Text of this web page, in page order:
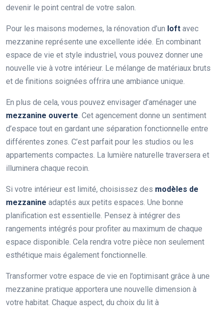
devenir le point central de votre salon.
Pour les maisons modernes, la rénovation d’un loft avec
mezzanine représente une excellente idée. En combinant
espace de vie et style industriel, vous pouvez donner une
nouvelle vie à votre intérieur. Le mélange de matériaux bruts
et de finitions soignées offrira une ambiance unique.
En plus de cela, vous pouvez envisager d’aménager une
mezzanine ouverte . Cet agencement donne un sentiment
d’espace tout en gardant une séparation fonctionnelle entre
différentes zones. C’est parfait pour les studios ou les
appartements compactes. La lumière naturelle traversera et
illuminera chaque recoin.
Si votre intérieur est limité, choisissez des modèles de
mezzanine adaptés aux petits espaces. Une bonne
planification est essentielle. Pensez à intégrer des
rangements intégrés pour profiter au maximum de chaque
espace disponible. Cela rendra votre pièce non seulement
esthétique mais également fonctionnelle.
Transformer votre espace de vie en l’optimisant grâce à une
mezzanine pratique apportera une nouvelle dimension à
votre habitat. Chaque aspect, du choix du lit à